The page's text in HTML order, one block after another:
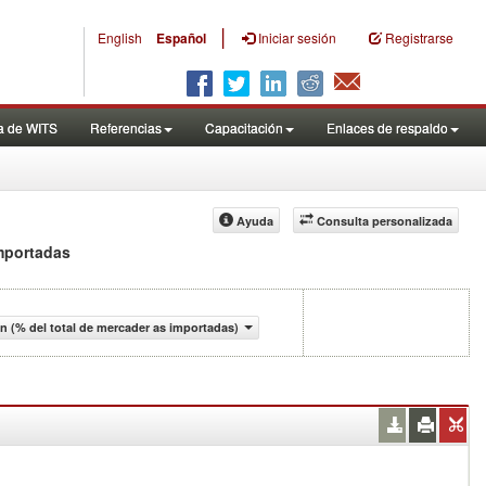
English Español | Iniciar sesión Registrarse
de WITS Referencias Capacitación Enlaces de respaldo
Consulta personalizada
Ayuda
(% del total de mercader as importadas)